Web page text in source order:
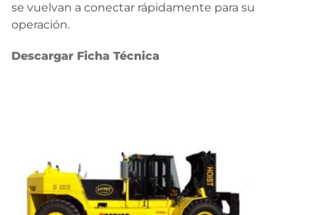
se vuelvan a conectar rápidamente para su
operación.
Descargar Ficha Técnica